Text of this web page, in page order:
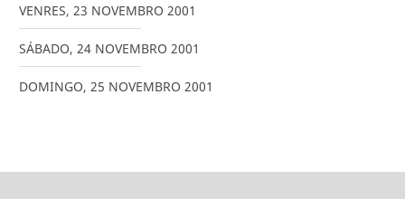
VENRES, 23 NOVEMBRO 2001
SÁBADO, 24 NOVEMBRO 2001
DOMINGO, 25 NOVEMBRO 2001